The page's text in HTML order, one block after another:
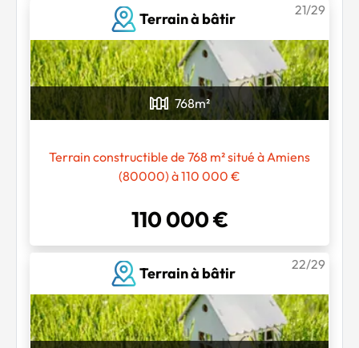
Terrain à bâtir
21/29
768m²
Terrain constructible de 768 m² situé à Amiens
(80000) à 110 000 €
110 000 €
Terrain à bâtir
22/29